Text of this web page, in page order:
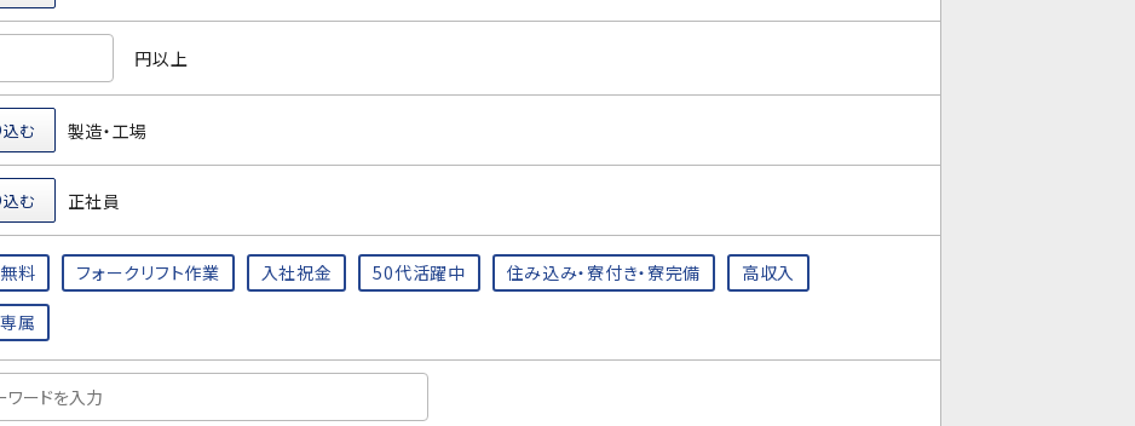
円以上
製造・工場
正社員
料 フォークリフト作業 入社祝金 50代活躍中 住み込み・寮付き・寮完備 高収入
属